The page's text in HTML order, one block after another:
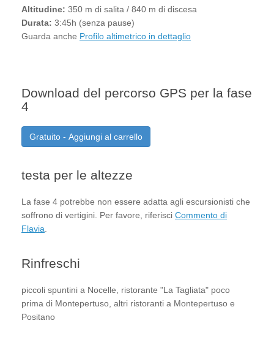
Altitudine: 350 m di salita / 840 m di discesa
Durata: 3:45h (senza pause)
Guarda anche Profilo altimetrico in dettaglio
Download del percorso GPS per la fase
4
Gratuito - Aggiungi al carrello
testa per le altezze
La fase 4 potrebbe non essere adatta agli escursionisti che
soffrono di vertigini. Per favore, riferisci Commento di
Flavia
Rinfreschi
piccoli spuntini a Nocelle, ristorante "La Tagliata" poco
prima di Montepertuso, altri ristoranti a Montepertuso e
Positano